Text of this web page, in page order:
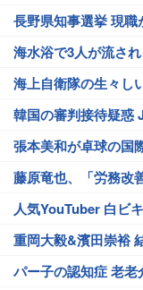
長野県知事選挙 現職
海水浴で3人が流さ
海上自衛隊の生々し
韓国の審判接待疑惑
張本美和が卓球の国
藤原竜也、「労務改
人気YouTuber 白ビ
重岡大毅&濱田崇裕
パー子の認知症 老老